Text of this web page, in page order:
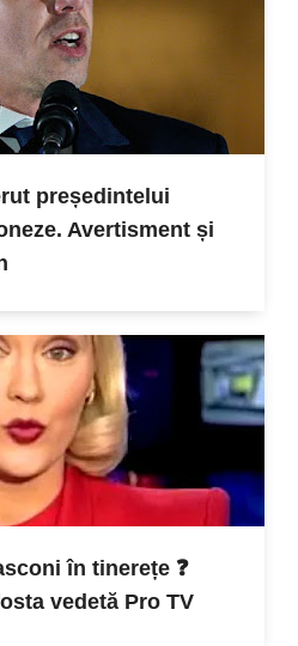
președintelui
Avertisment și
în tinerețe ❓
vedetă Pro TV